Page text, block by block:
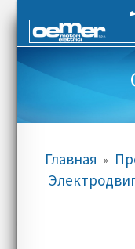
Главная »